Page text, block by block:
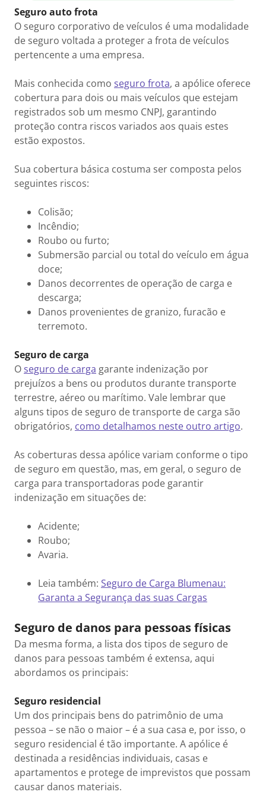
Seguro auto frota
O seguro corporativo de veículos é uma modalidade
de seguro voltada a proteger a frota de veículos
pertencente a uma empresa.
Mais conhecida como seguro frota, a apólice oferece
cobertura para dois ou mais veículos que estejam
registrados sob um mesmo CNPJ, garantindo
proteção contra riscos variados aos quais estes
estão expostos.
Sua cobertura básica costuma ser composta pelos
seguintes riscos:
Colisão;
Incêndio;
Roubo ou furto;
Submersão parcial ou total do veículo em água
doce;
Danos decorrentes de operação de carga e
descarga;
Danos provenientes de granizo, furacão e
terremoto.
Seguro de carga
Oseguro de carga garante indenização por
prejuízos a bens ou produtos durante transporte
terrestre, aéreo ou marítimo. Vale lembrar que
alguns tipos de seguro de transporte de carga são
obrigatórios, como detalhamos neste outro artigo.
As coberturas dessa apólice variam conforme o tipo
de seguro em questão, mas, em geral, o seguro de
carga para transportadoras pode garantir
indenização em situações de:
Acidente;
Roubo;
Avaria.
Leia também: Seguro de Carga Blumenau:
Garanta a Segurança das suas Cargas
Seguro de danos para pessoas físicas
Da mesma forma, a lista dos tipos de seguro de
danos para pessoas também é extensa, aqui
abordamos os principais:
Seguro residencial
Um dos principais bens do patrimônio de uma
pessoa – se não o maior – é a sua casa e, por isso, o
seguro residencial é tão importante. A apólice é
destinada a residências individuais, casas e
apartamentos e protege de imprevistos que possam
causar danos materiais.